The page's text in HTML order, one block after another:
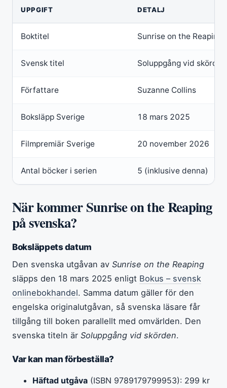
UPPGIFT DETALJ
Boktitel Sunrise on the Reaping
Svensk titel Soluppgång vid skörden
Författare Suzanne Collins
Boksläpp Sverige 18 mars 2025
Filmpremiär Sverige 20 november 2026
Antal böcker i serien 5 (inklusive denna)
När kommer Sunrise on the Reaping
på svenska?
Boksläppets datum
Den svenska utgåvan av Sunrise on the Reaping
släpps den 18 mars 2025 enligt Bokus – svensk
onlinebokhandel. Samma datum gäller för den
engelska originalutgåvan, så svenska läsare får
tillgång till boken parallellt med omvärlden. Den
svenska titeln är Soluppgång vid skörden.
Var kan man förbeställa?
Häftad utgåva (ISBN 9789179799953): 299 kr